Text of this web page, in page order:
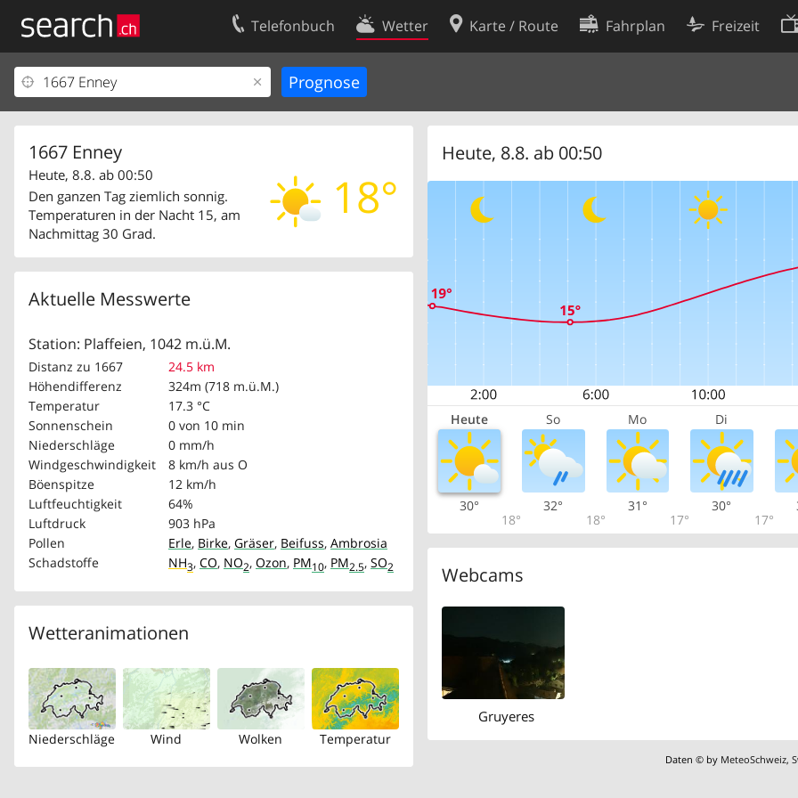
Telefonbuch Wetter Karte / Route Fahrplan Freizeit
1667 Enney
18°
Heute, 8.8. ab 00:50
Den ganzen Tag ziemlich sonnig.
Temperaturen in der Nacht 15, am
Nachmittag 30 Grad.
Aktuelle Messwerte
Station: Plaffeien, 1042 m.ü.M.
Distanz zu 1667
24.5 km
Höhendifferenz
324m (718 m.ü.M.)
Temperatur
17.3 °C
Sonnenschein
0 von 10 min
Niederschläge
0 mm/h
Windgeschwindigkeit
8 km/h aus O
Böenspitze
12 km/h
Luftfeuchtigkeit
64%
Luftdruck
903 hPa
Pollen
Erle, Birke, Gräser, Beifuss, Ambrosia
Schadstoffe
NH3, CO, NO2, Ozon, PM10, PM2.5, SO2
Wetteranimationen
Niederschläge Wind Wolken Temperatur
Heute, 8.8. ab 00:50
Heute So Mo Di
30°
18°
32°
18°
31°
17°
30°
17°
Webcams
Gruyeres
Daten © by MeteoSchweiz,
Ihr Eintrag
Kundencenter Geschäftskunden
Kontakt
Nutzungsbedingungen
Cookie-Einstellungen